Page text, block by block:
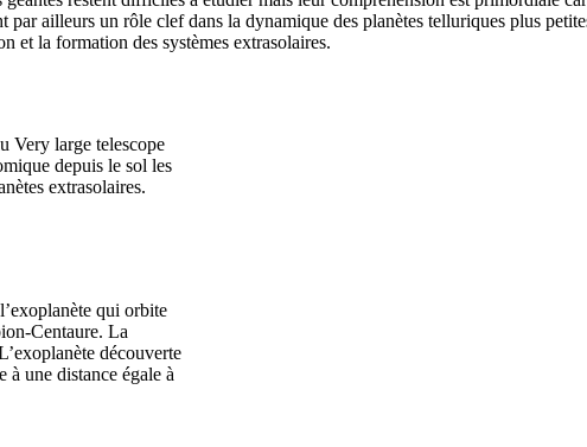
ailleurs un rôle clef dans la dynamique des planètes telluriques plus
et la formation des systèmes extrasolaires.
Very large telescope
depuis le sol les
extrasolaires.
qui orbite
Centaure. La
découverte
à une distance égale à